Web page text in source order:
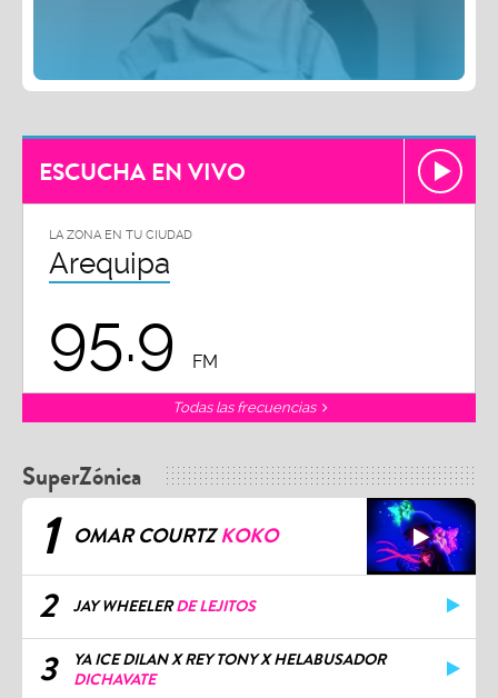
ESCUCHA EN VIVO
LA ZONA EN TU CIUDAD
Arequipa
95.9 FM
Todas las frecuencias
SuperZónica
1 OMAR COURTZKOKO
2 JAY WHEELERDE LEJITOS
3
YA ICE DILAN X REY TONY X HELABUSADOR
DICHAVATE